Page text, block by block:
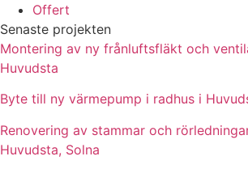
Offert
Senaste projekten
Montering av ny frånluftsfläkt och
Huvudsta
Byte till ny värmepump i radhus i
Renovering av stammar och
Huvudsta, Solna